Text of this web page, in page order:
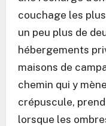
couchage les
un peu plus de
hébergements
maisons de
chemin qui y
crépuscule,
lorsque les